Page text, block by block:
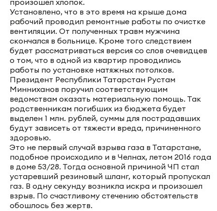
произошел хлопок.
Установлено, что в это время на крыше дома
рабочий проводил ремонтные работы по очистке
вентиляции. От полученных травм мужчина
скончался в больнице. Кроме того следствием
будет рассматриваться версия со слов очевидцев
о том, что в одной из квартир проводились
работы по установке натяжных потолков.
Президент Республики Татарстан Рустам
Минниханов поручил соответствующим
ведомствам оказать материальную помощь. Так
родственникам погибших из бюджета будет
выделен 1 млн. рублей, суммы для пострадавших
будут зависеть от тяжести вреда, причиненного
здоровью.
Это не первый случай взрыва газа в Татарстане,
подобное происходило и в Челнах, летом 2016 года
в доме 53/28. Тогда основной причиной ЧП стал
устаревший резиновый шланг, который пропускал
газ. В одну секунду возникла искра и произошел
взрыв. По счастливому стечению обстоятельств
обошлось без жертв.